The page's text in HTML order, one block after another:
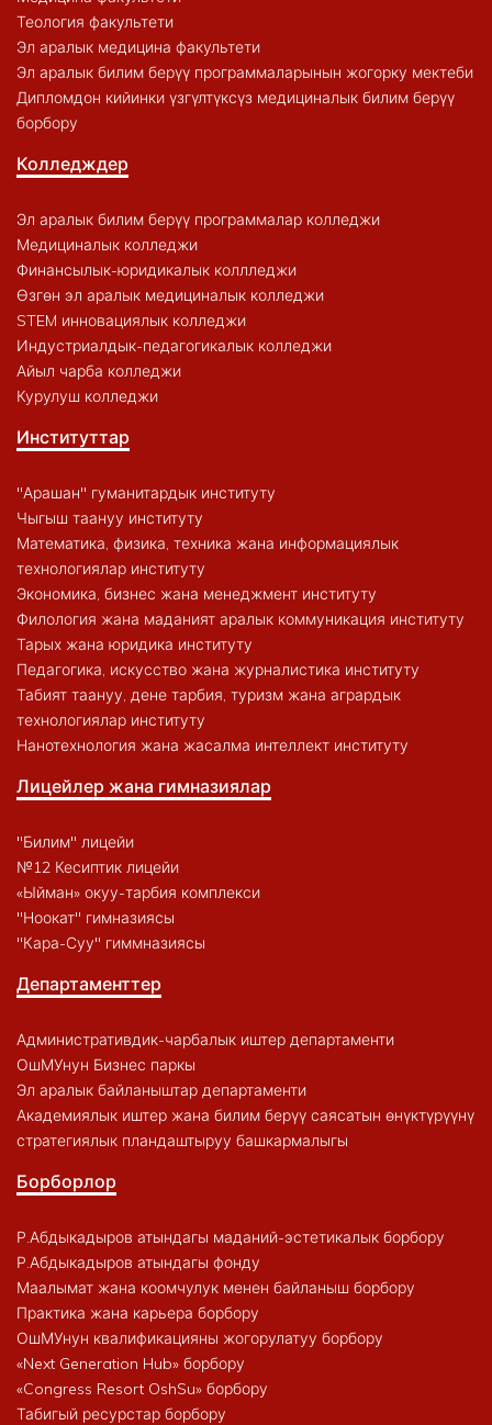
Теология факультети
Эл аралык медицина факультети
Эл аралык билим берүү программаларынын жогорку мектеби
Дипломдон кийинки үзгүлтүксүз медициналык билим берүү
борбору
Колледждер
Эл аралык билим берүү программалар колледжи
Медициналык колледжи
Финансылык-юридикалык коллледжи
Өзгөн эл аралык медициналык колледжи
STEM инновациялык колледжи
Индустриалдык-педагогикалык колледжи
Айыл чарба колледжи
Курулуш колледжи
Институттар
"Арашан" гуманитардык институту
Чыгыш таануу институту
Математика, физика, техника жана информациялык
технологиялар институту
Экономика, бизнес жана менеджмент институту
Филология жана маданият аралык коммуникация институту
Тарых жана юридика институту
Педагогика, искусство жана журналистика институту
Табият таануу, дене тарбия, туризм жана агрардык
технологиялар институту
Нанотехнология жана жасалма интеллект институту
Лицейлер жана гимназиялар
"Билим" лицейи
№12 Кесиптик лицейи
«Ыйман» окуу-тарбия комплекси
"Ноокат" гимназиясы
"Кара-Суу" гиммназиясы
Департаменттер
Административдик-чарбалык иштер департаменти
ОшМУнун Бизнес паркы
Эл аралык байланыштар департаменти
Академиялык иштер жана билим берүү саясатын өнүктүрүүнү
стратегиялык пландаштыруу башкармалыгы
Борборлор
Р.Абдыкадыров атындагы маданий-эстетикалык борбору
Р.Абдыкадыров атындагы фонду
Маалымат жана коомчулук менен байланыш борбору
Практика жана карьера борбору
ОшМУнун квалификацияны жогорулатуу борбору
«Next Generation Hub» борбору
«Congress Resort OshSu» борбору
Табигый ресурстар борбору